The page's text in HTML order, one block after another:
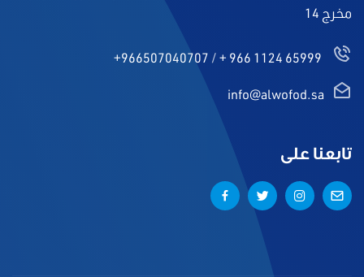
مخرج 14
+ 966 1124 65999
/
+966507040707
info@alwofod.sa
تابعنا على